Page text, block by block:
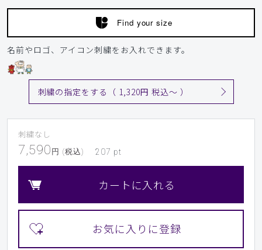
Find your size
名前やロゴ、アイコン刺繍をお入れできます。
刺繍の指定をする（ 1,320円 税込〜 ）
刺繍なし
7,590 円 (税込) 207 pt
カートに入れる